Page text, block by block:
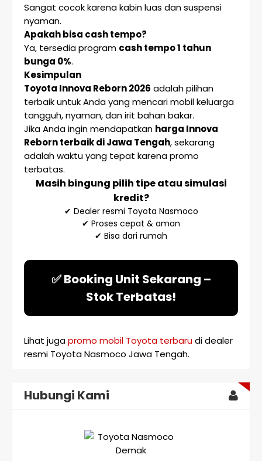
Sangat cocok karena kabin luas dan suspensi
nyaman.
Apakah bisa cash tempo?
Ya, tersedia program cash tempo 1 tahun
bunga 0%.
Kesimpulan
Toyota Innova Reborn 2026 adalah pilihan
terbaik untuk Anda yang mencari mobil keluarga
tangguh, nyaman, dan irit bahan bakar.
Jika Anda ingin mendapatkan harga Innova
Reborn terbaik di Jawa Tengah, sekarang
adalah waktu yang tepat karena promo
terbatas.
Masih bingung pilih tipe atau simulasi
kredit?
✔ Dealer resmi Toyota Nasmoco
✔ Proses cepat & aman
✔ Bisa dari rumah
✅ Booking Unit Sekarang –
Stok Terbatas!
Lihat jugapromo mobil Toyota terbarudi dealer
resmi Toyota Nasmoco Jawa Tengah.
Hubungi Kami